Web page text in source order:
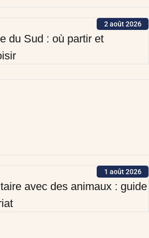
2 août 2026
du Sud : où partir et
1 août 2026
avec des animaux : guide